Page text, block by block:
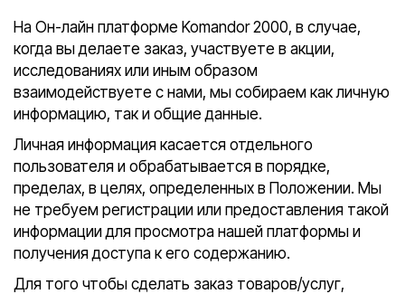
На Он-лайн платформе Komandor 2000, в случае,
когда вы делаете заказ, участвуете в акции,
исследованиях или иным образом
взаимодействуете с нами, мы собираем как личную
информацию, так и общие данные.
Личная информация касается отдельного
пользователя и обрабатывается в порядке,
пределах, в целях, определенных в Положении. Мы
не требуем регистрации или предоставления такой
информации для просмотра нашей платформы и
получения доступа к его содержанию.
Для того чтобы сделать заказ товаров/услуг,